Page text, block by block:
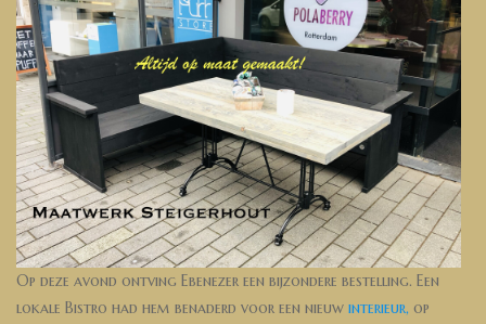
Op deze avond ontving Ebenezer een bijzondere bestelling. Een
lokale Bistro had hem benaderd voor een nieuw interieur, op